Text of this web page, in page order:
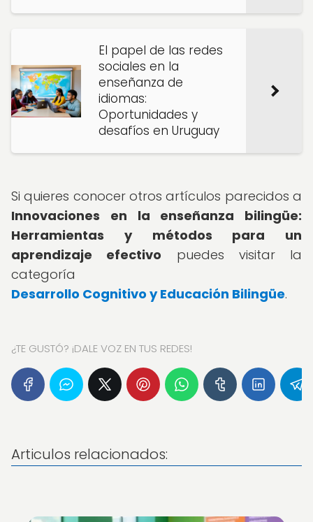
El papel de las redes
sociales en la
enseñanza de
idiomas:
Oportunidades y
desafíos en Uruguay
Si quieres conocer otros artículos parecidos a
Innovaciones en la enseñanza bilingüe:
Herramientas y métodos para un
aprendizaje efectivo puedes visitar la
categoría
Desarrollo Cognitivo y Educación Bilingüe.
¿TE GUSTÓ? ¡DALE VOZ EN TUS REDES!
Articulos relacionados: